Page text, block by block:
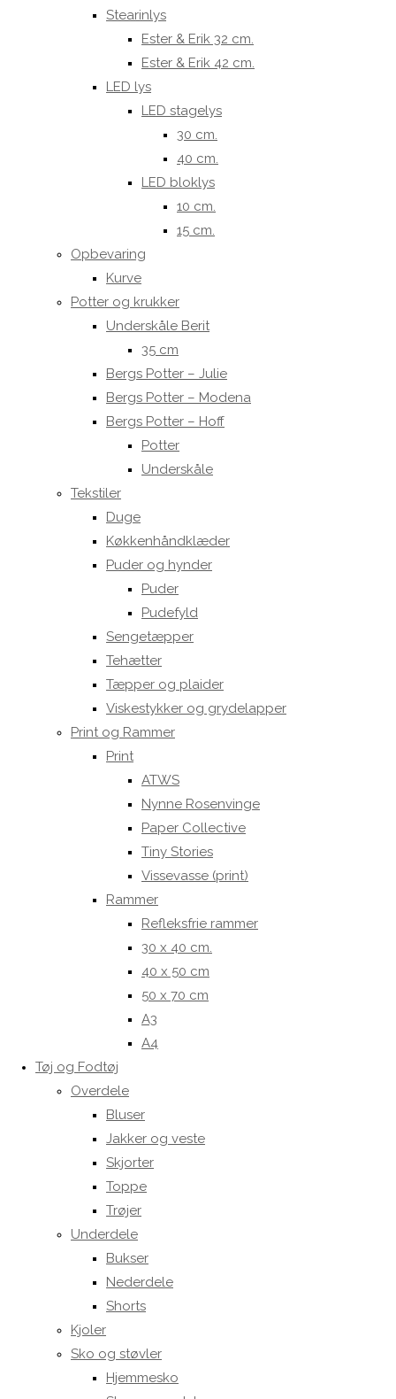
Stearinlys
Ester & Erik 32 cm.
Ester & Erik 42 cm.
LED lys
LED stagelys
30 cm.
40 cm.
LED bloklys
10 cm.
15 cm.
Opbevaring
Kurve
Potter og krukker
Underskåle Berit
35 cm
Bergs Potter – Julie
Bergs Potter – Modena
Bergs Potter – Hoff
Potter
Underskåle
Tekstiler
Duge
Køkkenhåndklæder
Puder og hynder
Puder
Pudefyld
Sengetæpper
Tehætter
Tæpper og plaider
Viskestykker og grydelapper
Print og Rammer
Print
ATWS
Nynne Rosenvinge
Paper Collective
Tiny Stories
Vissevasse (print)
Rammer
Refleksfrie rammer
30 x 40 cm.
40 x 50 cm
50 x 70 cm
A3
A4
Tøj og Fodtøj
Overdele
Bluser
Jakker og veste
Skjorter
Toppe
Trøjer
Underdele
Bukser
Nederdele
Shorts
Kjoler
Sko og støvler
Hjemmesko